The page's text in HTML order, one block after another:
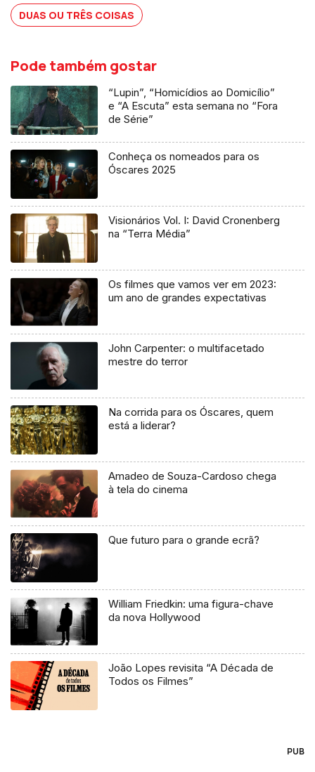
DUAS OU TRÊS COISAS
Pode também gostar
“Lupin”, “Homicídios ao Domicílio”
e “A Escuta” esta semana no “Fora
de Série”
Conheça os nomeados para os
Óscares 2025
Visionários Vol. I: David Cronenberg
na “Terra Média”
Os filmes que vamos ver em 2023:
um ano de grandes expectativas
John Carpenter: o multifacetado
mestre do terror
Na corrida para os Óscares, quem
está a liderar?
Amadeo de Souza-Cardoso chega
à tela do cinema
Que futuro para o grande ecrã?
William Friedkin: uma figura-chave
da nova Hollywood
João Lopes revisita “A Década de
Todos os Filmes”
PUB